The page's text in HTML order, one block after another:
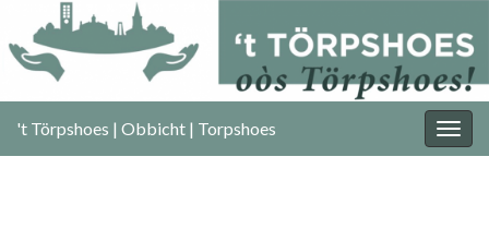
't Törpshoes | Obbicht | Torpshoes